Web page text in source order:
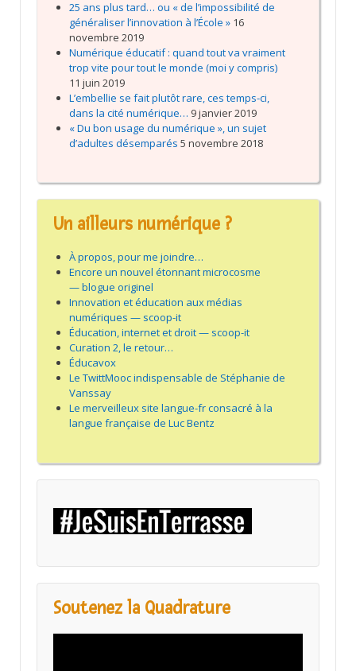
25 ans plus tard… ou « de l’impossibilité de
généraliser l’innovation à l’École » 16
novembre 2019
Numérique éducatif : quand tout va vraiment
trop vite pour tout le monde (moi y compris)
11 juin 2019
L’embellie se fait plutôt rare, ces temps-ci,
dans la cité numérique… 9 janvier 2019
« Du bon usage du numérique », un sujet
d’adultes désemparés 5 novembre 2018
Un ailleurs numérique ?
À propos, pour me joindre…
Encore un nouvel étonnant microcosme
— blogue originel
Innovation et éducation aux médias
numériques — scoop-it
Éducation, internet et droit — scoop-it
Curation 2, le retour…
Éducavox
Le TwittMooc indispensable de Stéphanie de
Vanssay
Le merveilleux site langue-fr consacré à la
langue française de Luc Bentz
Soutenez la Quadrature